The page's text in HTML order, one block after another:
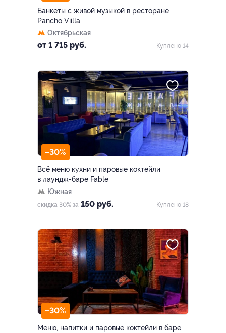
Банкеты с живой музыкой в ресторане
Pancho Viilla
Октябрьская
от 1 715 руб. Куплено 14
–30%
Всё меню кухни и паровые коктейли
в лаундж-баре Fable
Южная
скидка 30% за 150 руб. Куплено 18
–30%
Меню, напитки и паровые коктейли в баре